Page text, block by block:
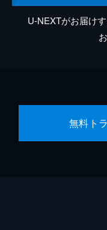
U-NEXTがお届け
無料ト